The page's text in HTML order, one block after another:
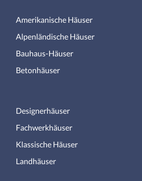
Amerikanische Häuser
Alpenländische Häuser
Bauhaus-Häuser
Betonhäuser
Designerhäuser
Fachwerkhäuser
Klassische Häuser
Landhäuser